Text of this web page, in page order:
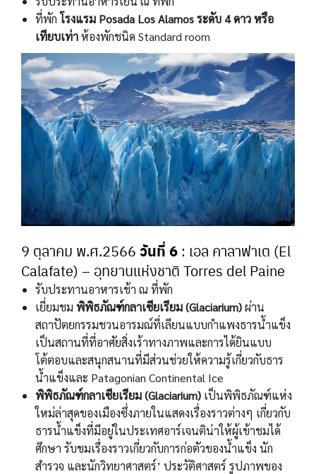
ที่พักโรงแรม Posada Los Alamos ระดับ 4 ดาว หรือ
เทียบเท่าห้องพักชนิด Standard room
9 ตุลาคม พ.ศ.2566 วันที่ 6 : เอล คาลาฟาเต (El
Calafate) – อุทยานแห่งชาติ Torres del Paine
รับประทานอาหารเช้า ณ ที่พัก
เยี่ยมชม พิพิธภัณฑ์กลาเซียเรียม (Glaciarium)ผ่าน
สถาปัตยกรรมชวนอารมณ์ที่เลียนแบบกำแพงธารน้ำแข็ง
เป็นสถานที่ที่อาศัยสิ่งเร้าทางภาพและการได้ยินแบบ
โต้ตอบและสนุกสนานที่มีส่วนช่วยให้ความรู้เกี่ยวกับธาร
น้ำแข็งและ Patagonian Continental Ice
พิพิธภัณฑ์กลาเซียเรียม (Glaciarium) เป็นพิพิธภัณฑ์แห่ง
ใหม่ล่าสุดของเมืองซึ่งภายในแสดงเรื่องราวต่างๆ เกี่ยวกับ
ธารนํ้าแข็งที่มีอยู่ในประเทศอาร์เจนติน่าให้ผู้เข้าชมได้
ศึกษา รับชมเรื่องราวเกี่ยวกับการก่อตัวของน้ำแข็ง นัก
สำรวจ และนักวิทยาศาสตร์’ ประวัติศาสตร์ รูปภาพของ